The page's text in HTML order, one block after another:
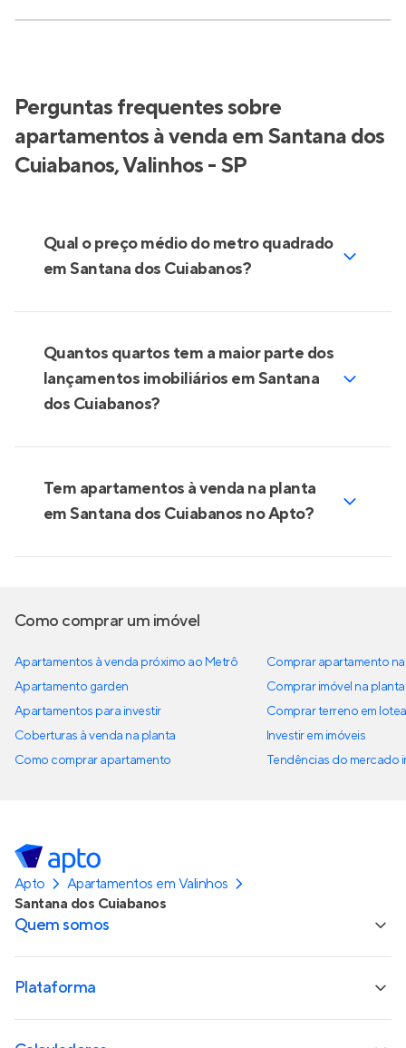
Perguntas frequentes sobre
apartamentos à venda em Santana dos
Cuiabanos, Valinhos - SP
Qual o preço médio do metro quadrado
em Santana dos Cuiabanos?
Quantos quartos tem a maior parte dos
lançamentos imobiliários em Santana
dos Cuiabanos?
Tem apartamentos à venda na planta
em Santana dos Cuiabanos no Apto?
Como comprar um imóvel
Apartamentos à venda próximo ao Metrô
Apartamento garden
Apartamentos para investir
Coberturas à venda na planta
Como comprar apartamento
Comprar apartamento
Comprar imóvel na planta
Comprar terreno em
Investir em imóveis
Tendências do mercado
Apto
Apartamentos em Valinhos
Santana dos Cuiabanos
Quem somos
Plataforma